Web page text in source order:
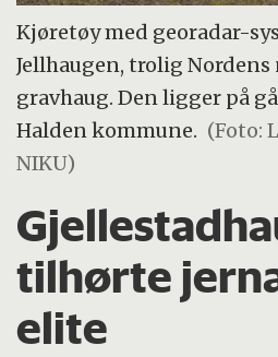
Kjøretøy med georadar-
Jellhaugen, trolig Nordens
gravhaug. Den ligger på
Halden kommune. (Foto:
NIKU)
tilhørte
elite